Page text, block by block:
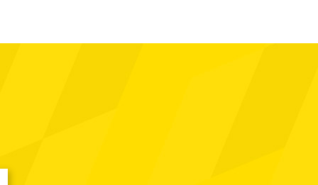
II Spielbericht